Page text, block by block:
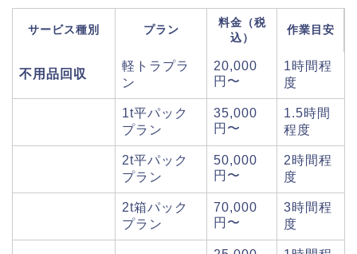
サービス種別 プラン
料金（税
込）
作業目安
不用品回収
軽トラプラ
ン
20,000
円〜
1時間程
度
1t平パック
プラン
35,000
円〜
1.5時間
程度
2t平パック
プラン
50,000
円〜
2時間程
度
2t箱パック
プラン
70,000
円〜
3時間程
度